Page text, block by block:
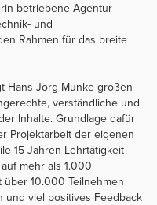
betriebene Agentur
und
Rahmen für das breite
Hans-Jörg Munke großen
verständliche und
Inhalte. Grundlage dafür
Projektarbeit der eigenen
15 Jahren Lehrtätigkeit
mehr als 1.000
10.000 Teilnehmen
und viel positives Feedback